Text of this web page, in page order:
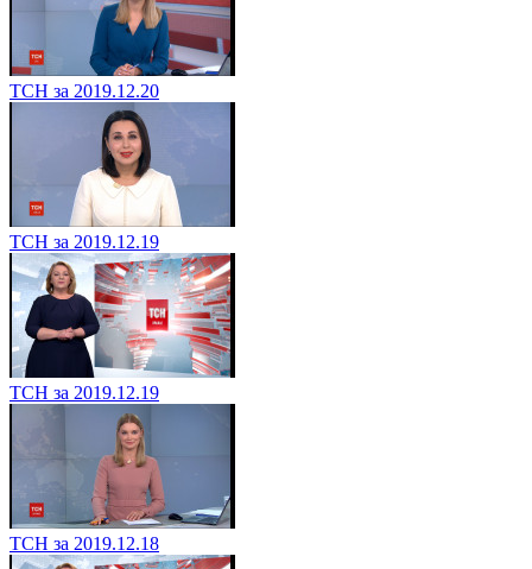
ТСН за 2019.12.20
ТСН за 2019.12.19
ТСН за 2019.12.19
ТСН за 2019.12.18